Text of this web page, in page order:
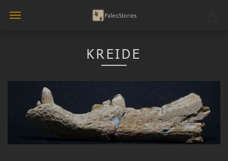
KREIDE